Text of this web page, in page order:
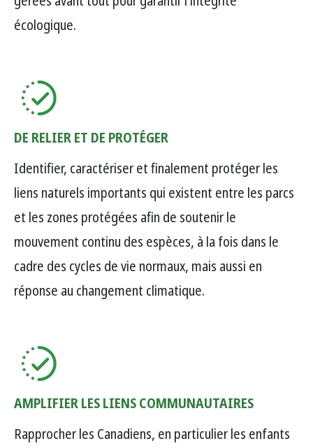
écologique.
DE RELIER ET DE PROTÉGER
Identifier, caractériser et finalement protéger les
liens naturels importants qui existent entre les parcs
et les zones protégées afin de soutenir le
mouvement continu des espèces, à la fois dans le
cadre des cycles de vie normaux, mais aussi en
réponse au changement climatique.
AMPLIFIER LES LIENS COMMUNAUTAIRES
Rapprocher les Canadiens, en particulier les enfants